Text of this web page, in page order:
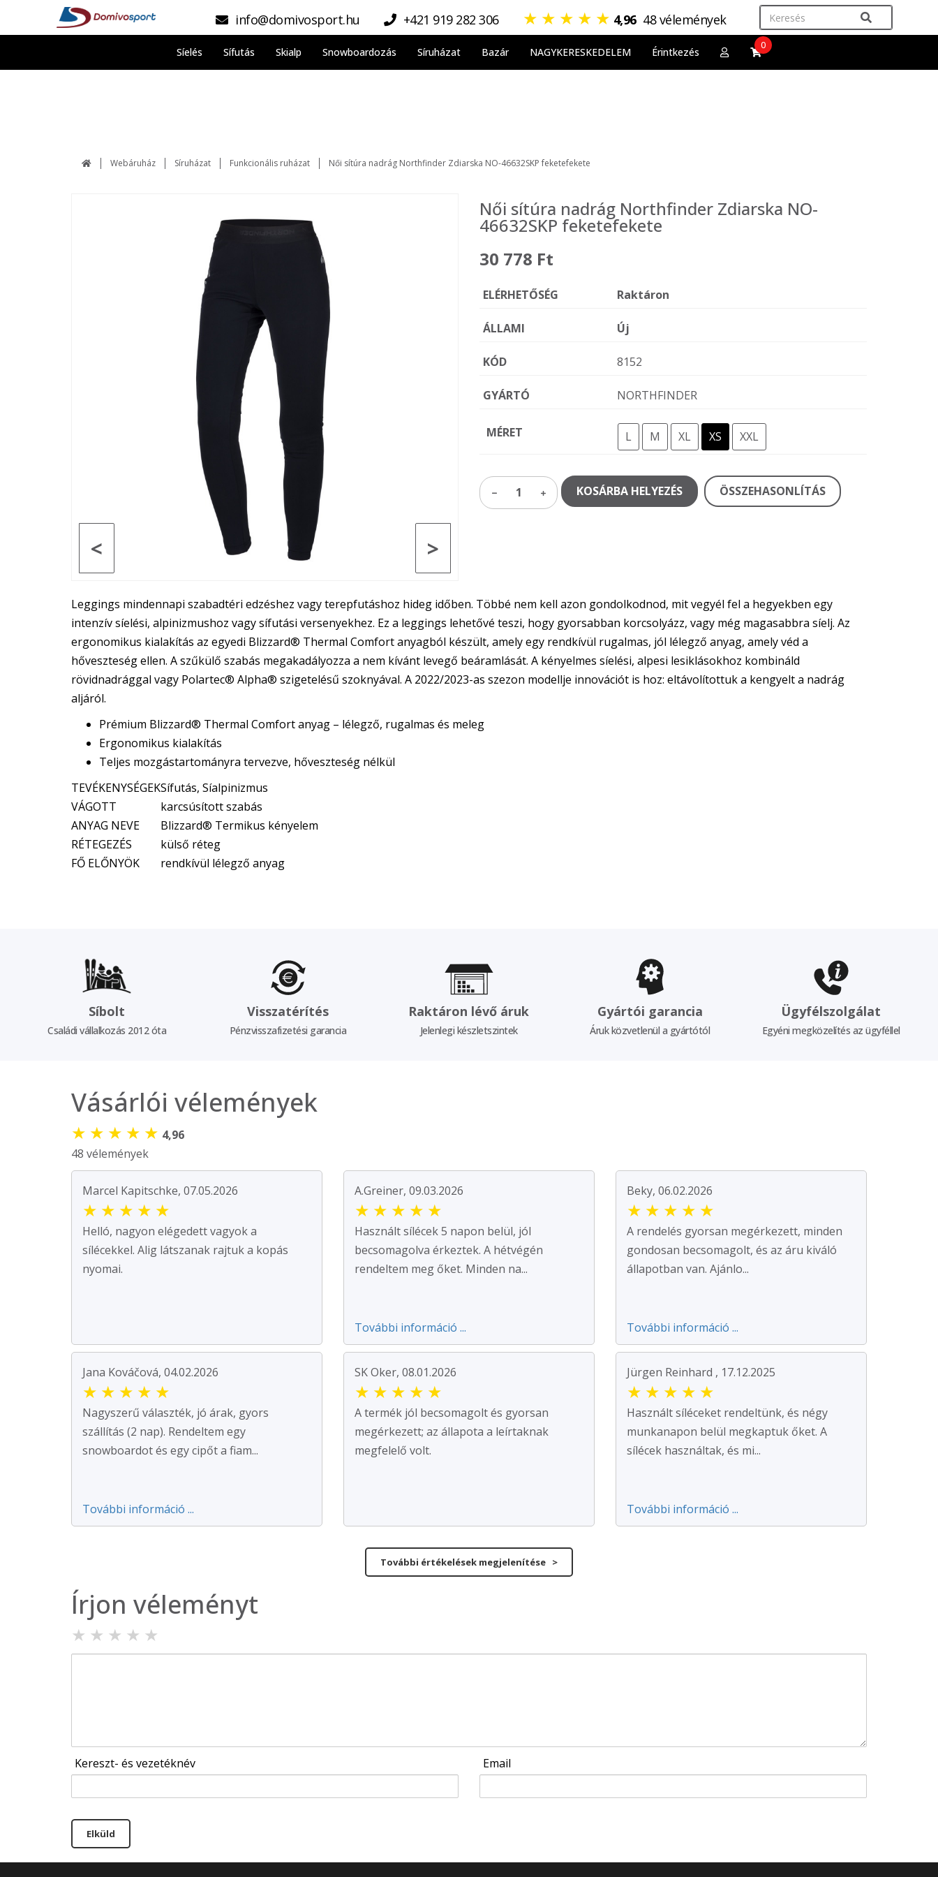
info@domivosport.hu +421 919 282 306 ★ ★ ★ ★ ★ 4,96 48 vélemények
Síelés Sífutás Skialp Snowboardozás Síruházat Bazár NAGYKERESKEDELEM Érintkezés
0
Webáruház Síruházat Funkcionális ruházat Női sítúra nadrág Northfinder Zdiarska NO-46632SKP feketefekete
>
<
Női sítúra nadrág Northfinder Zdiarska NO-
46632SKP feketefekete
30 778 Ft
ELÉRHETŐSÉG Raktáron
ÁLLAMI Új
KÓD 8152
GYÁRTÓ NORTHFINDER
MÉRET L M XL XS XXL
1 KOSÁRBA HELYEZÉS ÖSSZEHASONLÍTÁS
Leggings mindennapi szabadtéri edzéshez vagy terepfutáshoz hideg időben. Többé nem kell azon gondolkodnod, mit vegyél fel a hegyekben egy
intenzív síelési, alpinizmushoz vagy sífutási versenyekhez. Ez a leggings lehetővé teszi, hogy gyorsabban korcsolyázz, vagy még magasabbra síelj. Az
ergonomikus kialakítás az egyedi Blizzard® Thermal Comfort anyagból készült, amely egy rendkívül rugalmas, jól lélegző anyag, amely véd a
hőveszteség ellen. A szűkülő szabás megakadályozza a nem kívánt levegő beáramlását. A kényelmes síelési, alpesi lesiklásokhoz kombináld
rövidnadrággal vagy Polartec® Alpha® szigetelésű szoknyával. A 2022/2023-as szezon modellje innovációt is hoz: eltávolítottuk a kengyelt a nadrág
aljáról.
Prémium Blizzard® Thermal Comfort anyag – lélegző, rugalmas és meleg
Ergonomikus kialakítás
Teljes mozgástartományra tervezve, hőveszteség nélkül
TEVÉKENYSÉGEKSífutás, Síalpinizmus
VÁGOTT
karcsúsított szabás
ANYAG NEVE
Blizzard® Termikus kényelem
RÉTEGEZÉS
külső réteg
FŐ ELŐNYÖK
rendkívül lélegző anyag
Síbolt
Családi vállalkozás 2012 óta
Visszatérítés
Pénzvisszafizetési garancia
Raktáron lévő áruk
Jelenlegi készletszintek
Gyártói garancia
Áruk közvetlenül a gyártótól
Ügyfélszolgálat
Egyéni megközelítés az ügyféllel
Vásárlói vélemények
★ ★ ★ ★ ★ 4,96
48 vélemények
Marcel Kapitschke, 07.05.2026
★ ★ ★ ★ ★
Helló, nagyon elégedett vagyok a
sílécekkel. Alig látszanak rajtuk a kopás
nyomai.
A.Greiner, 09.03.2026
★ ★ ★ ★ ★
Használt sílécek 5 napon belül, jól
becsomagolva érkeztek. A hétvégén
rendeltem meg őket. Minden na...
További információ ...
Beky, 06.02.2026
★ ★ ★ ★ ★
A rendelés gyorsan megérkezett, minden
gondosan becsomagolt, és az áru kiváló
állapotban van. Ajánlo...
További információ ...
Jana Kováčová, 04.02.2026
★ ★ ★ ★ ★
Nagyszerű választék, jó árak, gyors
szállítás (2 nap). Rendeltem egy
snowboardot és egy cipőt a fiam...
További információ ...
SK Oker, 08.01.2026
★ ★ ★ ★ ★
A termék jól becsomagolt és gyorsan
megérkezett; az állapota a leírtaknak
megfelelő volt.
Jürgen Reinhard , 17.12.2025
★ ★ ★ ★ ★
Használt síléceket rendeltünk, és négy
munkanapon belül megkaptuk őket. A
sílécek használtak, és mi...
További információ ...
További értékelések megjelenítése >
Írjon véleményt
★ ★ ★ ★ ★
Kereszt- és vezetéknév Email
Elküld